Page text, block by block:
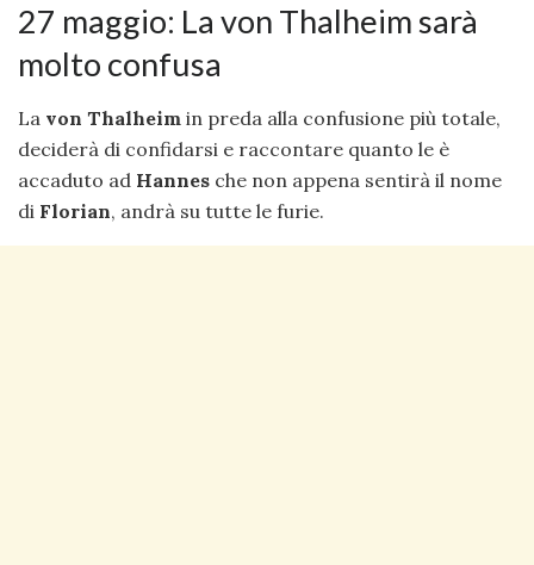
27 maggio: La von Thalheim sarà
molto confusa
La von Thalheim in preda alla confusione più totale,
deciderà di confidarsi e raccontare quanto le è
accaduto ad Hannes che non appena sentirà il nome
di Florian, andrà su tutte le furie.